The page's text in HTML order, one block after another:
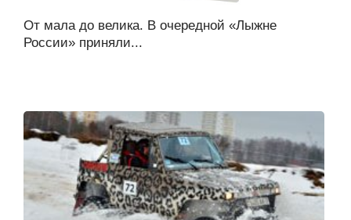
От мала до велика. В очередной «Лыжне
России» приняли...